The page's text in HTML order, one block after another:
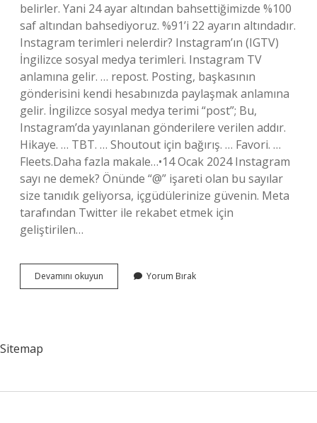
belirler. Yani 24 ayar altından bahsettiğimizde %100
saf altından bahsediyoruz. %91’i 22 ayarın altındadır.
Instagram terimleri nelerdir? Instagram’ın (IGTV)
İngilizce sosyal medya terimleri. Instagram TV
anlamına gelir. … repost. Posting, başkasının
gönderisini kendi hesabınızda paylaşmak anlamına
gelir. İngilizce sosyal medya terimi “post”; Bu,
Instagram’da yayınlanan gönderilere verilen addır.
Hikaye. … TBT. … Shoutout için bağırış. … Favori. …
Fleets.Daha fazla makale…•14 Ocak 2024 Instagram
sayı ne demek? Önünde “@” işareti olan bu sayılar
size tanıdık geliyorsa, içgüdülerinize güvenin. Meta
tarafından Twitter ile rekabet etmek için
geliştirilen…
Devamını okuyun
Ne
Yorum Bırak
Sitemap